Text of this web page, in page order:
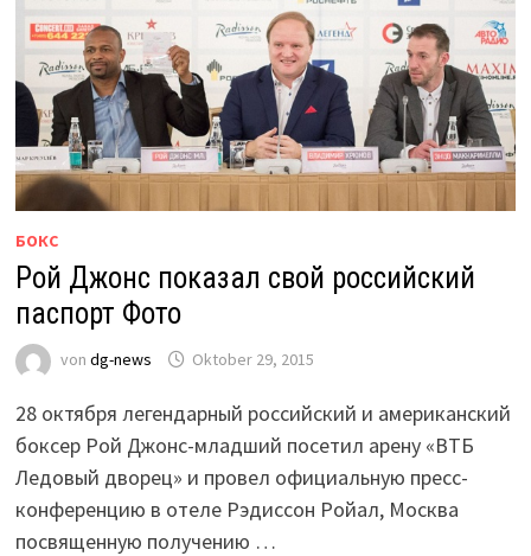
БОКС
Рой Джонс показал свой российский
паспорт Фото
von dg-news Oktober 29, 2015
28 октября легендарный российский и американский
боксер Рой Джонс-младший посетил арену «ВТБ
Ледовый дворец» и провел официальную пресс-
конференцию в отеле Рэдиссон Ройал, Москва
посвященную получению …